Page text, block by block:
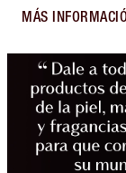
MÁS